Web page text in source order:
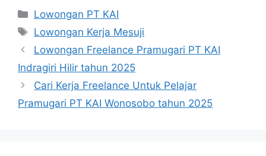
Categories
Lowongan PT KAI
Tags
Lowongan Kerja Mesuji
Lowongan Freelance Pramugari PT KAI
Indragiri Hilir tahun 2025
Cari Kerja Freelance Untuk Pelajar
Pramugari PT KAI Wonosobo tahun 2025